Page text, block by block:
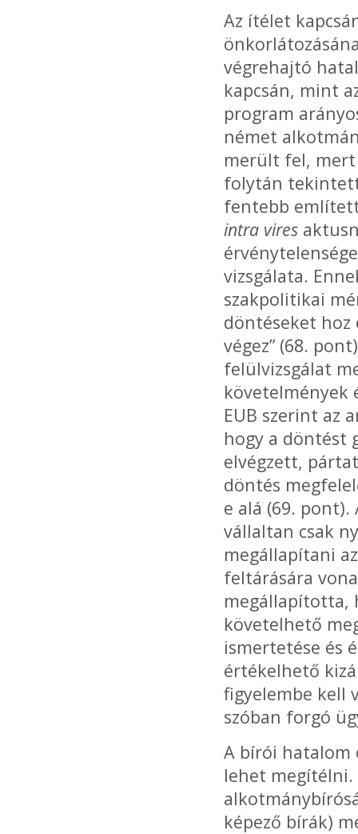
Az ítélet
végrehajtó
kapcsán, mint
program
német
merült fel, mert
folytán
fentebb
intra vires
vizsgálata.
szakpolitikai
döntéseket hoz
végez” (68.
felülvizsgálat
követelmények
EUB szerint az
hogy a döntést
elvégzett,
döntés
e alá (69.
vállaltan csak
megállapítani
feltárására
megállapította,
követelhető
ismertetése és
értékelhető
figyelembe kell
szóban forgó
A bírói hatalom
lehet megítélni.
képező bírák)